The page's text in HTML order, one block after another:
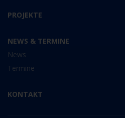
PROJEKTE
NEWS & TERMINE
News
Termine
KONTAKT